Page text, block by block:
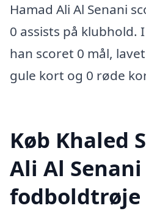
Hamad Ali Al Senani
0 assists på klubhold.
han scoret 0 mål,
gule kort og 0 røde
Køb Khaled
Ali Al Senani
fodboldtrøje